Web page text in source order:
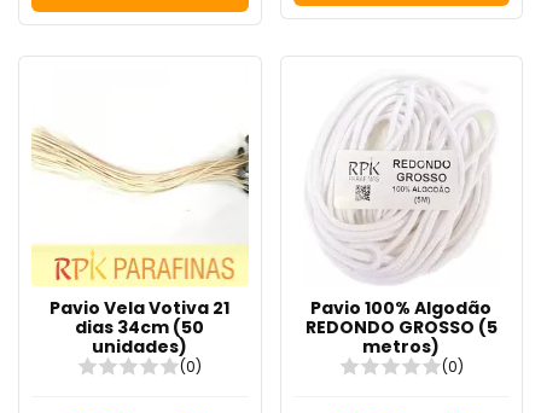
Pavio Vela Votiva 21
dias 34cm (50
unidades)
(0)
Pavio 100% Algodão
REDONDO GROSSO (5
metros)
(0)